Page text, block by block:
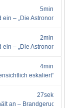
5min
– „Die Astronomen
2min
– „Die Astronomen
4min
eskaliert“ -
27sek
an – Brandgeruch